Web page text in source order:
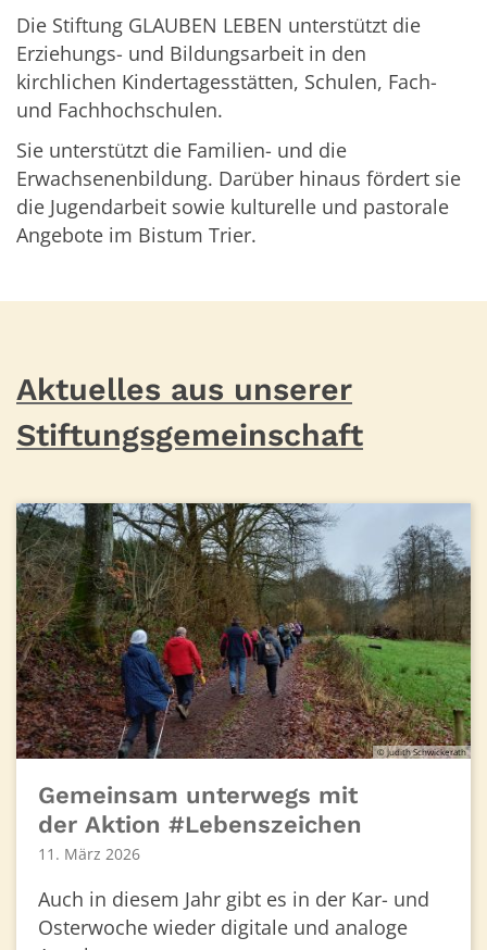
Die Stiftung GLAUBEN LEBEN unterstützt die
Erziehungs- und Bildungsarbeit in den
kirchlichen Kindertagesstätten, Schulen, Fach-
und Fachhochschulen.
Sie unterstützt die Familien- und die
Erwachsenenbildung. Darüber hinaus fördert sie
die Jugendarbeit sowie kulturelle und pastorale
Angebote im Bistum Trier.
Aktuelles aus unserer
Stiftungsgemeinschaft
© Judith Schwickerath
Gemeinsam unterwegs mit
der Aktion #Lebenszeichen
11. März 2026
Auch in diesem Jahr gibt es in der Kar- und
Osterwoche wieder digitale und analoge